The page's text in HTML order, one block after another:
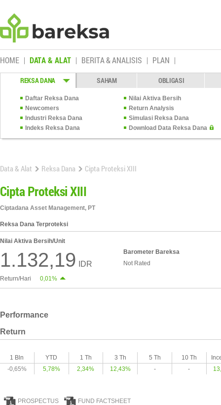
HOME DATA & ALAT BERITA & ANALISIS PLAN
REKSA DANA SAHAM OBLIGASI
Daftar Reksa Dana
Nilai Aktiva Bersih
Newcomers
Return Analysis
Industri Reksa Dana
Simulasi Reksa Dana
Indeks Reksa Dana
Download Data Reksa Dana
Data & Alat Reksa Dana Cipta Proteksi XIII
Cipta Proteksi XIII
Ciptadana Asset Management, PT
Reksa Dana Terproteksi
Nilai Aktiva Bersih/Unit
1.132,19 IDR
Barometer Bareksa
Not Rated
Return/Hari 0,01%
Performance
Return
1 Bln YTD 1 Th 3 Th 5 Th 10 Th
-0,65%
5,78% 2,34% 12,43% - -
PROSPECTUS FUND FACTSHEET